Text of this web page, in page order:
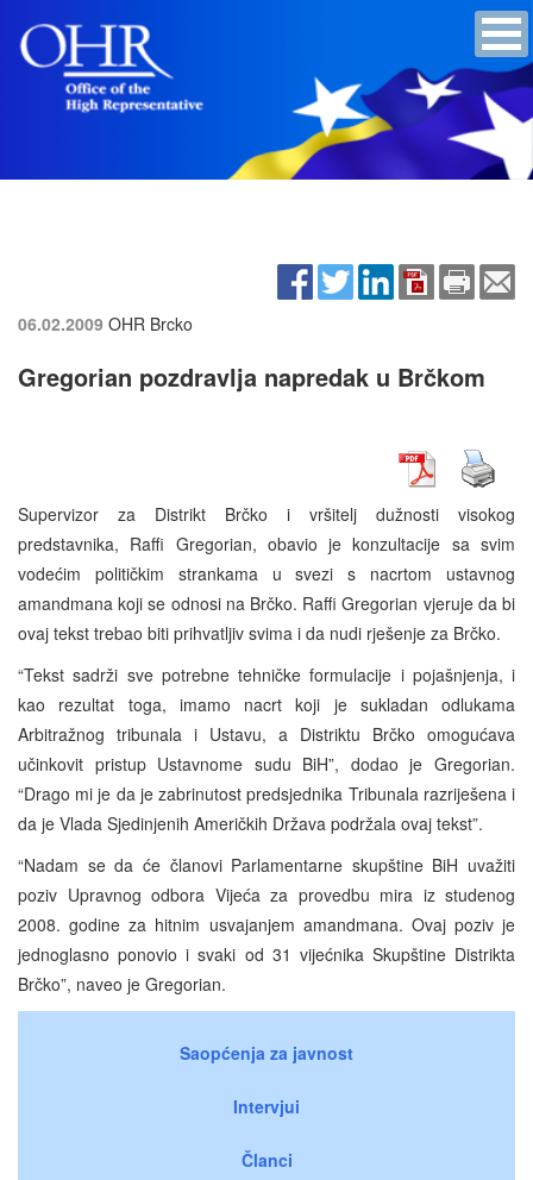
06.02.2009 OHR Brcko
Gregorian pozdravlja napredak u Brčkom
Supervizor za Distrikt Brčko i vršitelj dužnosti visokog
predstavnika, Raffi Gregorian, obavio je konzultacije sa svim
vodećim političkim strankama u svezi s nacrtom ustavnog
amandmana koji se odnosi na Brčko. Raffi Gregorian vjeruje da bi
ovaj tekst trebao biti prihvatljiv svima i da nudi rješenje za Brčko.
“Tekst sadrži sve potrebne tehničke formulacije i pojašnjenja, i
kao rezultat toga, imamo nacrt koji je sukladan odlukama
Arbitražnog tribunala i Ustavu, a Distriktu Brčko omogućava
učinkovit pristup Ustavnome sudu BiH”, dodao je Gregorian.
“Drago mi je da je zabrinutost predsjednika Tribunala razriješena i
da je Vlada Sjedinjenih Američkih Država podržala ovaj tekst”.
“Nadam se da će članovi Parlamentarne skupštine BiH uvažiti
poziv Upravnog odbora Vijeća za provedbu mira iz studenog
2008. godine za hitnim usvajanjem amandmana. Ovaj poziv je
jednoglasno ponovio i svaki od 31 vijećnika Skupštine Distrikta
Brčko”, naveo je Gregorian.
Saopćenja za javnost
Intervjui
Članci